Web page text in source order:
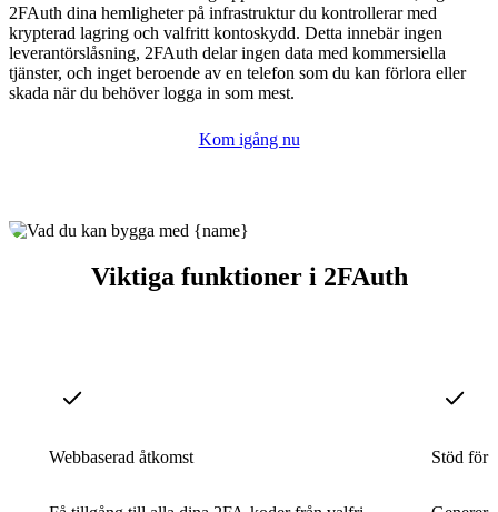
2FAuth dina hemligheter på infrastruktur du kontrollerar med
krypterad lagring och valfritt kontoskydd. Detta innebär ingen
leverantörslåsning, 2FAuth delar ingen data med kommersiella
tjänster, och inget beroende av en telefon som du kan förlora eller
skada när du behöver logga in som mest.
Kom igång nu
Viktiga funktioner i 2FAuth
Webbaserad åtkomst Stöd för